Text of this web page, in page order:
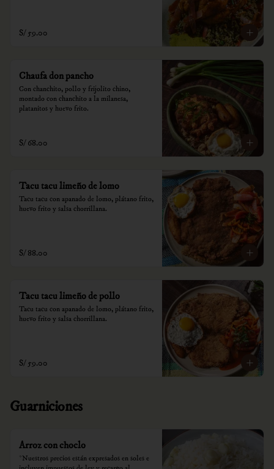
S/ 59.00
Chaufa don pancho
Con chanchito, pollo y frijolito chino,
montado con chanchito a la milanesa,
platanitos y huevo frito.
S/ 68.00
Tacu tacu limeño de lomo
Tacu tacu con apanado de lomo, plátano frito,
huevo frito y salsa chorrillana.
S/ 88.00
Tacu tacu limeño de pollo
Tacu tacu con apanado de lomo, plátano frito,
huevo frito y salsa chorrillana.
S/ 59.00
Guarniciones
Arroz con choclo
*Nuestros precios están expresados en soles e